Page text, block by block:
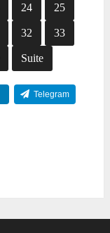
24 25
32 33
Suite
Telegram